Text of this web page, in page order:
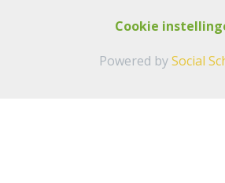
Cookie
Powered bySocial